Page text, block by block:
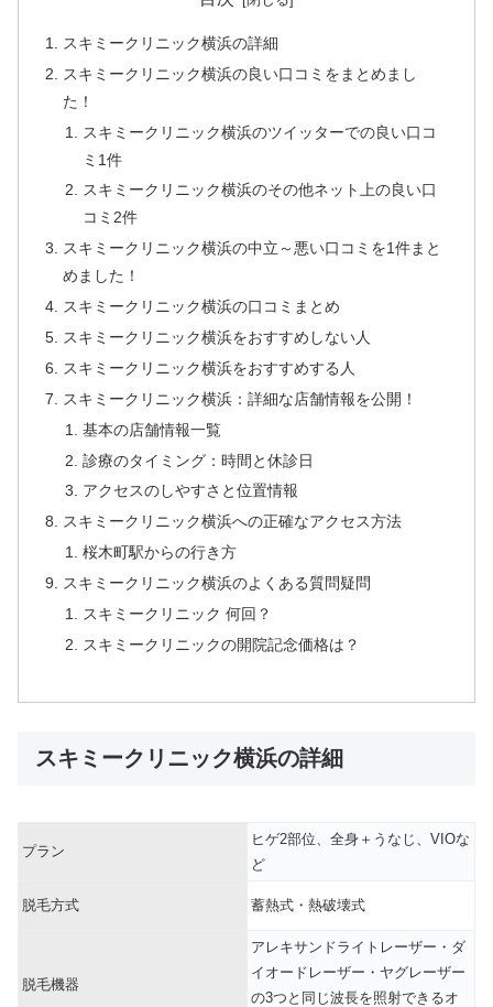
スキミークリニック横浜の詳細
スキミークリニック横浜の良い口コミをまとめまし
た！
スキミークリニック横浜のツイッターでの良い口コ
ミ1件
スキミークリニック横浜のその他ネット上の良い口
コミ2件
スキミークリニック横浜の中立～悪い口コミを1件まと
めました！
スキミークリニック横浜の口コミまとめ
スキミークリニック横浜をおすすめしない人
スキミークリニック横浜をおすすめする人
スキミークリニック横浜：詳細な店舗情報を公開！
基本の店舗情報一覧
診療のタイミング：時間と休診日
アクセスのしやすさと位置情報
スキミークリニック横浜への正確なアクセス方法
桜木町駅からの行き方
スキミークリニック横浜のよくある質問疑問
スキミークリニック 何回？
スキミークリニックの開院記念価格は？
スキミークリニック横浜の詳細
プラン
ヒゲ2部位、全身＋うなじ、VIOな
ど
脱毛方式 蓄熱式・熱破壊式
脱毛機器
アレキサンドライトレーザー・ダ
イオードレーザー・ヤグレーザー
の3つと同じ波長を照射できるオ